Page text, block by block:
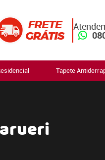
Tapete